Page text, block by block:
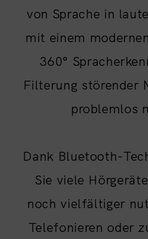
von Sprache in
mit einem
360°
Filterung störender
problemlos
Dank Bluetooth-
Sie viele
noch vielfältiger
Telefonieren oder